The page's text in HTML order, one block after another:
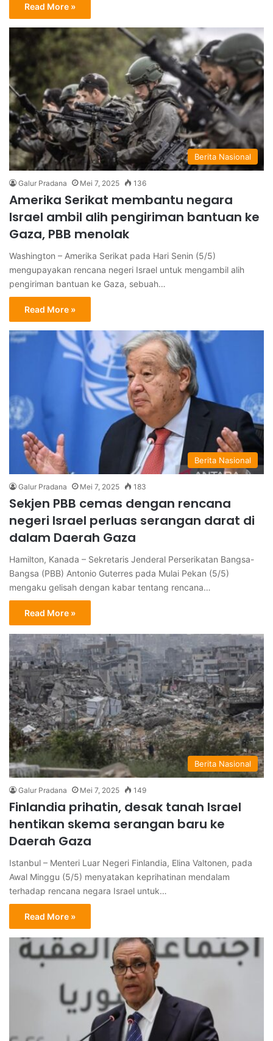
Read More »
Berita Nasional
Galur Pradana Mei 7, 2025 136
Amerika Serikat membantu negara
Israel ambil alih pengiriman bantuan ke
Gaza, PBB menolak
Washington – Amerika Serikat pada Hari Senin (5/5)
mengupayakan rencana negeri Israel untuk mengambil alih
pengiriman bantuan ke Gaza, sebuah…
Read More »
Berita Nasional
Galur Pradana Mei 7, 2025 183
Sekjen PBB cemas dengan rencana
negeri Israel perluas serangan darat di
dalam Daerah Gaza
Hamilton, Kanada – Sekretaris Jenderal Perserikatan Bangsa-
Bangsa (PBB) Antonio Guterres pada Mulai Pekan (5/5)
mengaku gelisah dengan kabar tentang rencana…
Read More »
Berita Nasional
Galur Pradana Mei 7, 2025 149
Finlandia prihatin, desak tanah Israel
hentikan skema serangan baru ke
Daerah Gaza
Istanbul – Menteri Luar Negeri Finlandia, Elina Valtonen, pada
Awal Minggu (5/5) menyatakan keprihatinan mendalam
terhadap rencana negara Israel untuk…
Read More »